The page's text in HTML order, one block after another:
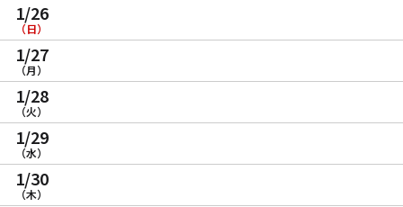
1/26
（日）
1/27
（月）
1/28
（火）
1/29
（水）
1/30
（木）